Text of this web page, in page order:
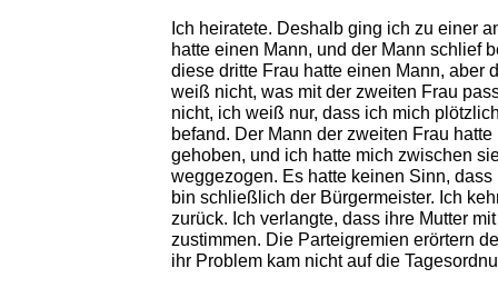
Ich heiratete. Deshalb ging ich zu einer
hatte einen Mann, und der Mann schlief
diese dritte Frau hatte einen Mann, aber
weiß nicht, was mit der zweiten Frau
nicht, ich weiß nur, dass ich mich
befand. Der Mann der zweiten Frau
gehoben, und ich hatte mich zwischen
weggezogen. Es hatte keinen Sinn,
bin schließlich der Bürgermeister. Ich
zurück. Ich verlangte, dass ihre Mutter
zustimmen. Die Parteigremien erörtern
ihr Problem kam nicht auf die